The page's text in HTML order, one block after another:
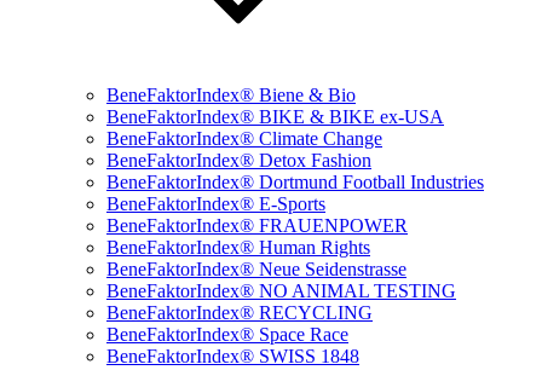
BeneFaktorIndex® Biene & Bio
BeneFaktorIndex® BIKE & BIKE ex-USA
BeneFaktorIndex® Climate Change
BeneFaktorIndex® Detox Fashion
BeneFaktorIndex® Dortmund Football Industries
BeneFaktorIndex® E-Sports
BeneFaktorIndex® FRAUENPOWER
BeneFaktorIndex® Human Rights
BeneFaktorIndex® Neue Seidenstrasse
BeneFaktorIndex® NO ANIMAL TESTING
BeneFaktorIndex® RECYCLING
BeneFaktorIndex® Space Race
BeneFaktorIndex® SWISS 1848